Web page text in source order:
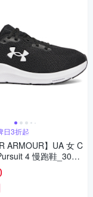
日3折起
ARMOUR】UA 女 C
4 慢跑鞋_3028